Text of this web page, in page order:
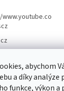
abychom
a díky analýze
funkce, výkon a